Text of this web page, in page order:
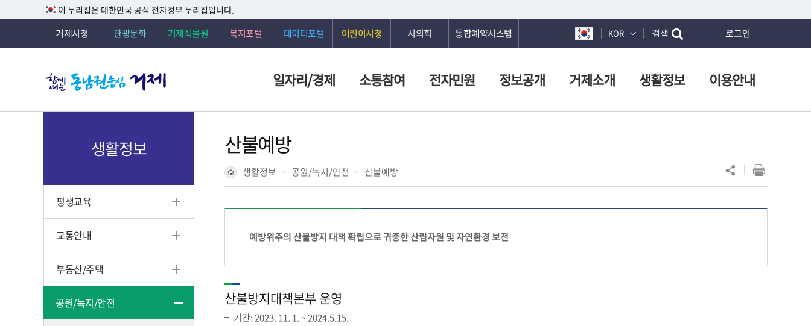
이 누리집은 대한민국 공식 전자정부 누리집입니다.
거제시청 관광문화 거제식물원 복지포털 데이터포털 어린이시청 시의회 통합예약시스템 KOR 검색 로그인
일자리/경제 소통참여 전자민원 정보공개 거제소개 생활정보 이용안내
생활정보
평생교육
교통안내
부동산/주택
공원/녹지/안전
산불예방
생활정보 공원/녹지/안전 산불예방
예방위주의 산불방지 대책 확립으로 귀중한 산림자원 및 자연환경 보전
산불방지대책본부 운영
기간: 2023. 11. 1. ~ 2024.5.15.